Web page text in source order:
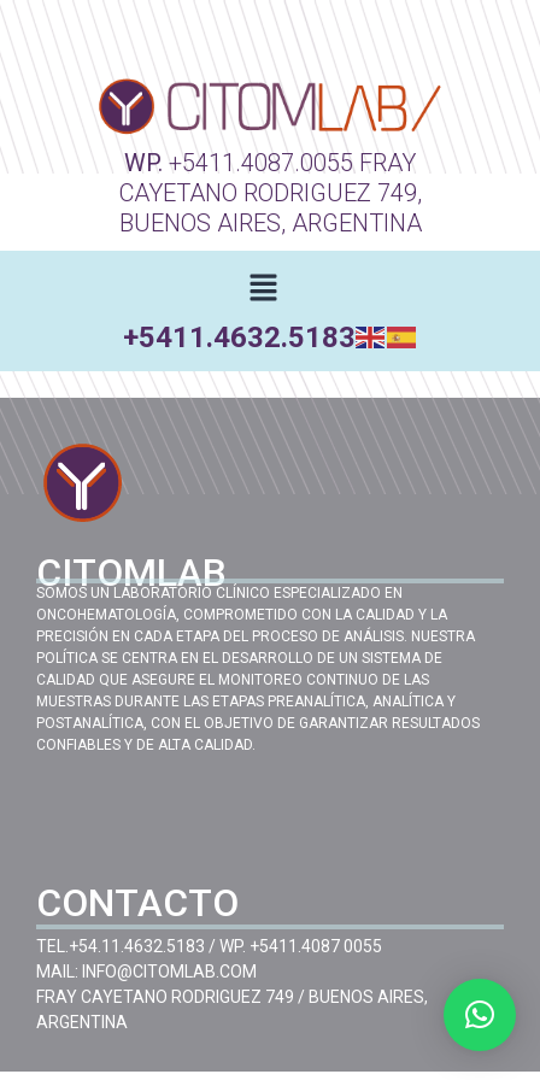
WP. +5411.4087.0055FRAY
CAYETANO RODRIGUEZ 749,
BUENOS AIRES, ARGENTINA
+5411.4632.5183
CITOMLAB
SOMOS UN LABORATORIO CLÍNICO ESPECIALIZADO EN
ONCOHEMATOLOGÍA, COMPROMETIDO CON LA CALIDAD Y LA
PRECISIÓN EN CADA ETAPA DEL PROCESO DE ANÁLISIS. NUESTRA
POLÍTICA SE CENTRA EN EL DESARROLLO DE UN SISTEMA DE
CALIDAD QUE ASEGURE EL MONITOREO CONTINUO DE LAS
MUESTRAS DURANTE LAS ETAPAS PREANALÍTICA, ANALÍTICA Y
POSTANALÍTICA, CON EL OBJETIVO DE GARANTIZAR RESULTADOS
CONFIABLES Y DE ALTA CALIDAD.
CONTACTO
TEL. +54.11.4632.5183 / WP. +5411.4087 0055
MAIL: INFO@CITOMLAB.COM
FRAY CAYETANO RODRIGUEZ 749 / BUENOS AIRES,
ARGENTINA